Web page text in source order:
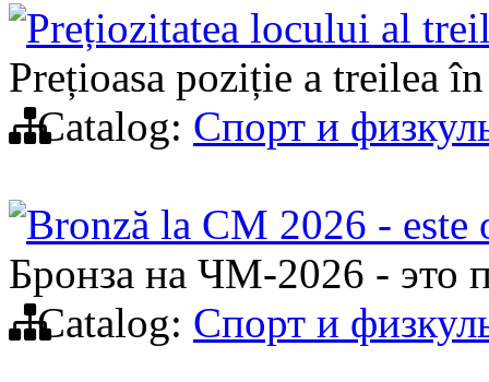
Prețiozitatea locului al
Prețioasa poziție a treilea
Catalog: Спорт и
Bronză la CM 2026 - este
Бронза на ЧМ-2026 - это
Catalog: Спорт и